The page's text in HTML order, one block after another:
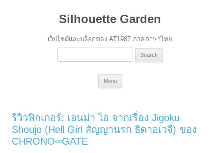
Silhouette Garden
เว็บไซต์และบล็อกของ AT1987 ภาคภาษาไทย
Search
Menu
รีวิวฟิกเกอร์: เอนม่า ไอ จากเรื่อง Jigoku
Shoujo (Hell Girl สัญญานรก ธิดาอเวจี) ของ
CHRONO∞GATE